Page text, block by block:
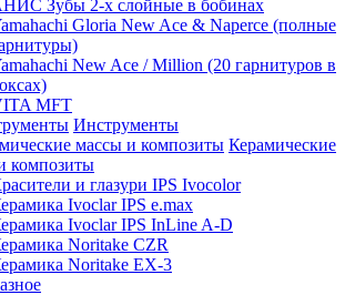
Зубы 2-х слойные в бобинах
Gloria New Ace & Naperce (полные
New Ace / Million (20 гарнитуров в
MFT
Инструменты
Керамические
композиты
и глазури IPS Ivocolor
Ivoclar IPS e.max
Ivoclar IPS InLine A-D
Noritake CZR
Noritake EX-3